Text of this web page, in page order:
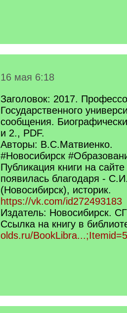
16 мая 6:18
Заголовок: 2017.
Государственного
сообщения.
и 2., PDF.
Авторы: В.С.Матвиенко.
#Новосибирск
Публикация книги на
появилась благодаря -
(Новосибирск), историк.
https://vk.com/id272493183
Издатель: Новосибирск.
Ссылка на книгу в
olds.ru/